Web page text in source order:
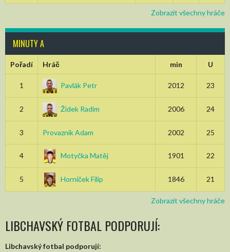
Zobrazit všechny hráče
MINUTY A
Pořadí Hráč min U
1 Pavlák Petr 2012 23
2 Žídek Radim 2006 24
3 Provazník Adam 2002 25
4 Motyčka Matěj 1901 22
5 Horníček Filip 1846 21
Zobrazit všechny hráče
LIBCHAVSKÝ FOTBAL PODPORUJÍ:
Libchavský fotbal podporují: